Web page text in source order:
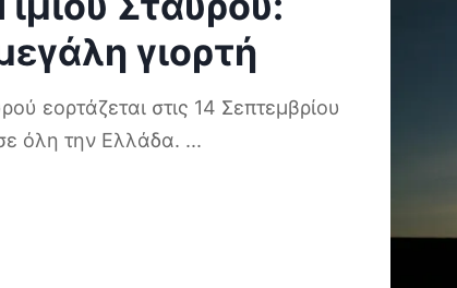
γιορτή
εορτάζεται στις 14 Σεπτεμβρίου
όλη την Ελλάδα. ...